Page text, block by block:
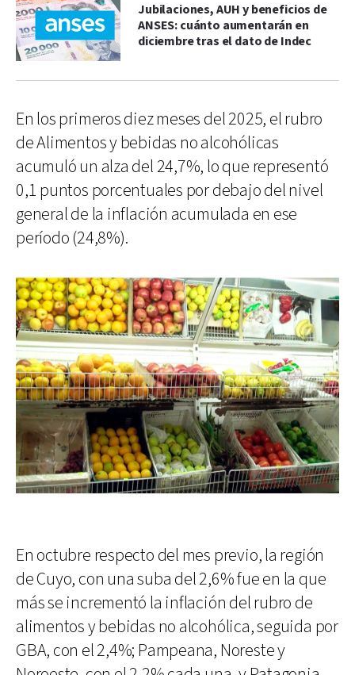
Jubilaciones, AUH y beneficios de
ANSES: cuánto aumentarán en
diciembre tras el dato de Indec
En los primeros diez meses del 2025, el rubro
de Alimentos y bebidas no alcohólicas
acumuló un alza del 24,7%, lo que representó
0,1 puntos porcentuales por debajo del nivel
general de la inflación acumulada en ese
período (24,8%).
En octubre respecto del mes previo, la región
de Cuyo, con una suba del 2,6% fue en la que
más se incrementó la inflación del rubro de
alimentos y bebidas no alcohólica, seguida por
GBA, con el 2,4%; Pampeana, Noreste y